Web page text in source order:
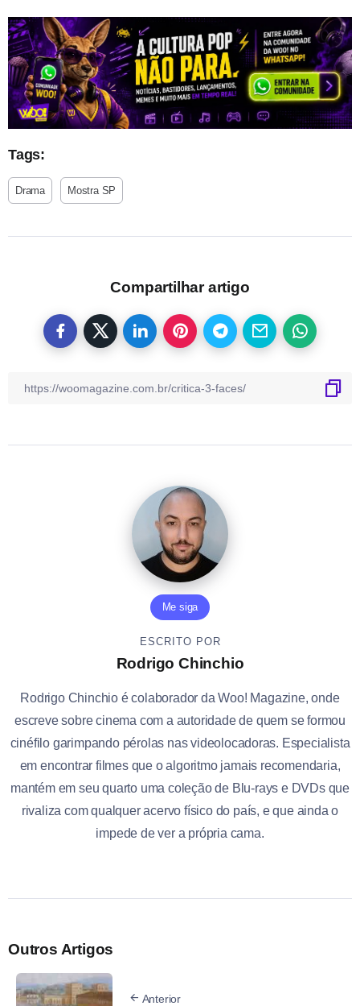
Tags:
Drama Mostra SP
Compartilhar artigo
Me siga
ESCRITO POR
Rodrigo Chinchio
Rodrigo Chinchio é colaborador da Woo! Magazine, onde
escreve sobre cinema com a autoridade de quem se formou
cinéfilo garimpando pérolas nas videolocadoras. Especialista
em encontrar filmes que o algoritmo jamais recomendaria,
mantém em seu quarto uma coleção de Blu-rays e DVDs que
rivaliza com qualquer acervo físico do país, e que ainda o
impede de ver a própria cama.
Outros Artigos
Anterior